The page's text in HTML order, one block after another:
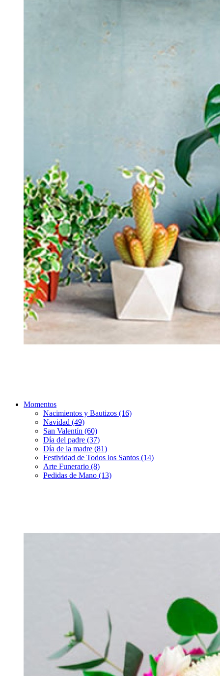
Momentos
Nacimientos y Bautizos (16)
Navidad (49)
San Valentín (60)
Día del padre (37)
Día de la madre (81)
Festividad de Todos los Santos (14)
Arte Funerario (8)
Pedidas de Mano (13)